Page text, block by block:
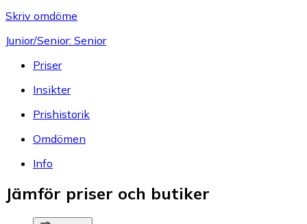
Skriv omdöme
Junior/Senior: Senior
Priser
Insikter
Prishistorik
Omdömen
Info
Jämför priser och butiker